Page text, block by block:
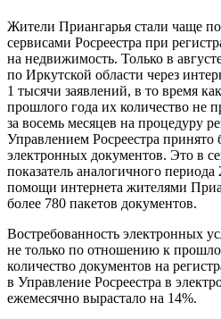
Жители Приангарья стали чаще
сервисами Росреестра при
на недвижимость. Только в
по Иркутской области через
1 тысячи заявлений, в то время
прошлого года их количество не
за восемь месяцев на процедуру
Управлением Росреестра принято
электронных документов. Это в
показатель аналогичного периода
помощи интернета жителями
более 780 пакетов документов.
Востребованность электронных
не только по отношению к
количество документов на
в Управление Росреестра в
ежемесячно вырастало на 14%.